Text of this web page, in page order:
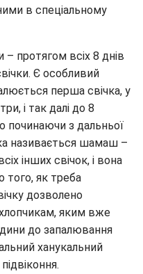
в спеціальному
протягом всіх 8 днів
Є особливий
перша свічка, у
і так далі до 8
починаючи з дальньої
називається шамаш –
інших свічок, і вона
того, як треба
дозволено
яким вже
до запалювання
ханукальний